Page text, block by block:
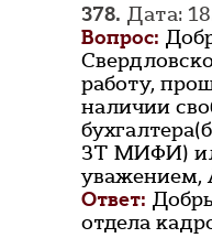
378. Дата:
Вопрос:
работу,
наличии
ЗТ МИФИ)
уважением,
Ответ:
отдела